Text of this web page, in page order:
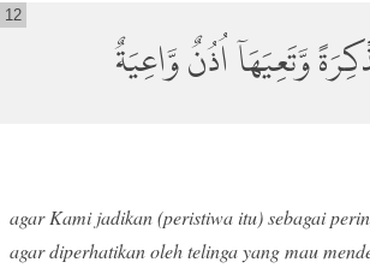
وَّتَعِيَهَآ اُذُنٌ وَّاعِيَةٌ
12
agar Kami jadikan (peristiwa itu) sebagai
agar diperhatikan oleh telinga yang mau